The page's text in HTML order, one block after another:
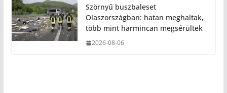
Szörnyű buszbaleset
Olaszországban: hatan meghaltak,
több mint harmincan megsérültek
2026-08-06